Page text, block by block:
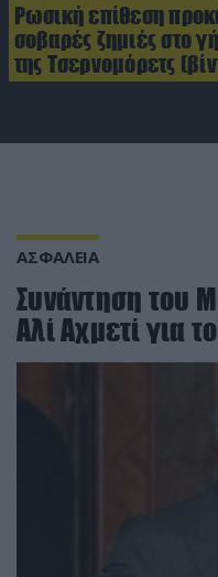
Ρωσική επίθεση
σοβαρές ζημιές στο
της Τσερνομόρετς
ΑΣΦΑΛΕΙΑ
Συνάντηση του
Αλί Αχμετί για